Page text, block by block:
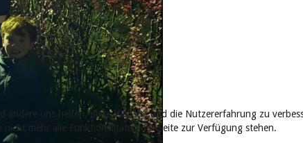
uns helfen, diese Website und die Nutzererfahrung zu
mehr alle Funktionalitäten der Seite zur Verfügung stehen.